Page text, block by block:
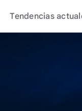
Tendencias